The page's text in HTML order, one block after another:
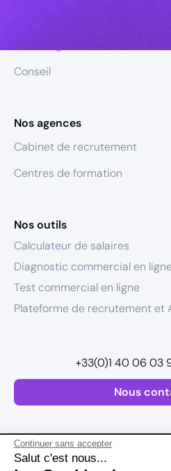
Continuer sans accepter
Salut c'est nous...
Conseil
Nos agences
Cabinet de recrutement
Centres de formation
Nos outils
Calculateur de salaires
Diagnostic commercial en
Test commercial en ligne
Plateforme de recrutement et
Nous
+33(0)1 40 06 03